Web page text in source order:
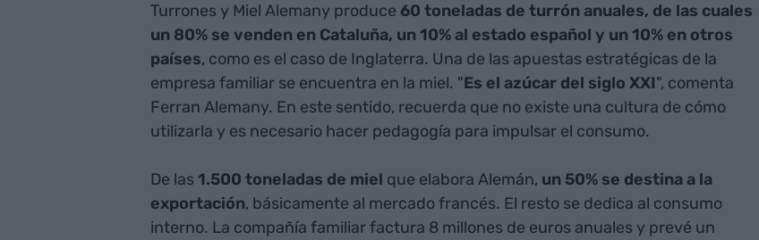
Turrones y Miel Alemany produce 60 toneladas de turrón anuales, de las cuales
un 80% se venden en Cataluña, un 10% al estado español y un 10% en otros
países, como es el caso de Inglaterra. Una de las apuestas estratégicas de la
empresa familiar se encuentra en la miel. "Es el azúcar del siglo XXI", comenta
Ferran Alemany. En este sentido, recuerda que no existe una cultura de cómo
utilizarla y es necesario hacer pedagogía para impulsar el consumo.
De las1.500 toneladas de miel que elabora Alemán, un 50% se destina a la
exportación, básicamente al mercado francés. El resto se dedica al consumo
interno. La compañía familiar factura 8 millones de euros anuales y prevé un